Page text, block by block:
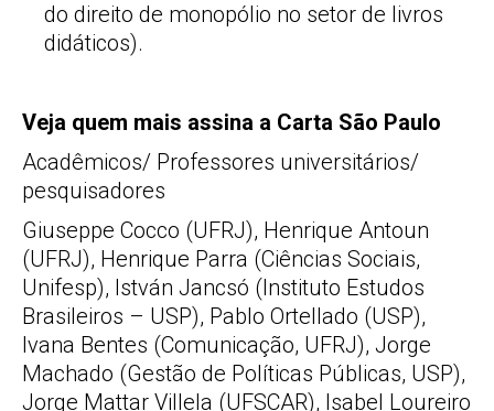
do direito de monopólio no setor de livros
didáticos).
Veja quem mais assina a Carta São Paulo
Acadêmicos/ Professores universitários/
pesquisadores
Giuseppe Cocco (UFRJ), Henrique Antoun
(UFRJ), Henrique Parra (Ciências Sociais,
Unifesp), István Jancsó (Instituto Estudos
Brasileiros – USP), Pablo Ortellado (USP),
Ivana Bentes (Comunicação, UFRJ), Jorge
Machado (Gestão de Políticas Públicas, USP),
Jorge Mattar Villela (UFSCAR), Isabel Loureiro